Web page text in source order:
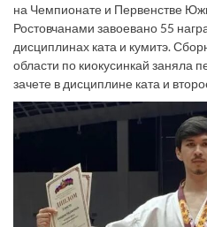
на Чемпионате и Первенстве
Ростовчанами завоевано 55
дисциплинах ката и кумитэ.
области по киокусинкай заняла
зачете в дисциплине ката и